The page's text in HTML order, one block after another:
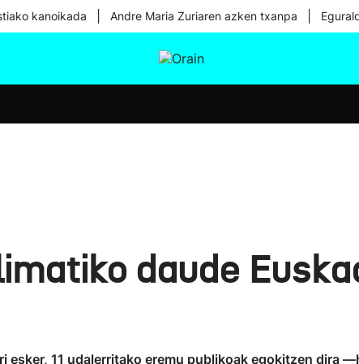
kanoikada Andre Maria Zuriaren azken txanpa
daude
esker, 11 udalerritako eremu publikoak egokitzen dira